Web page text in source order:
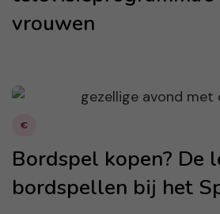
vrouwen
€
Bordspel kopen? De
bordspellen bij het